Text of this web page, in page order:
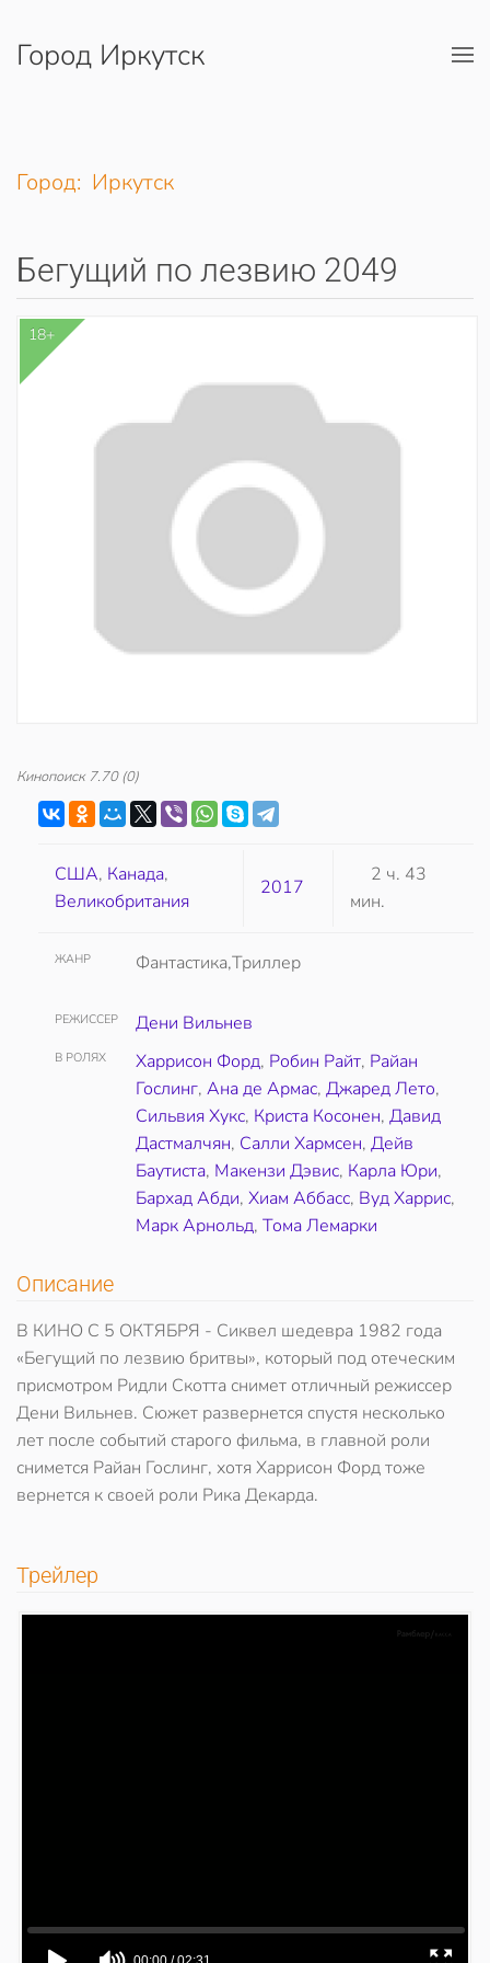
Перейти к содержимому
Город Иркутск
Город: Иркутск
Бегущий по лезвию 2049
18+
Кинопоиск 7.70(0)
США, Канада,
Великобритания
2017
2 ч. 43
мин.
ЖАНР Фантастика,Триллер
РЕЖИССЕР Дени Вильнев
В РОЛЯХ Харрисон Форд, Робин Райт, Райан
Гослинг, Ана де Армас, Джаред Лето,
Сильвия Хукс, Криста Косонен, Давид
Дастмалчян, Салли Хармсен, Дейв
Баутиста, Макензи Дэвис, Карла Юри,
Бархад Абди, Хиам Аббасс, Вуд Харрис,
Марк Арнольд, Тома Лемарки
Описание
В КИНО С 5 ОКТЯБРЯ - Сиквел шедевра 1982 года
«Бегущий по лезвию бритвы», который под отеческим
присмотром Ридли Скотта снимет отличный режиссер
Дени Вильнев. Сюжет развернется спустя несколько
лет после событий старого фильма, в главной роли
снимется Райан Гослинг, хотя Харрисон Форд тоже
вернется к своей роли Рика Декарда.
Трейлер